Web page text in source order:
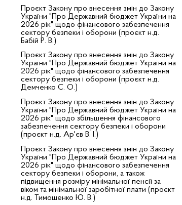
Проєкт Закону про внесення змін до Закону
України "Про Державний бюджет України на
2026 рік" щодо фінансового забезпечення
сектору безпеки і оборони (проєкт н.д.
Бабій Р. В.)
Проєкт Закону про внесення змін до Закону
України "Про Державний бюджет України на
2026 рік" щодо фінансового забезпечення
сектору безпеки і оборони (проєкт н.д.
Демченко С. О.)
Проєкт Закону про внесення змін до Закону
України "Про Державний бюджет України на
2026 рік" щодо збільшення фінансового
забезпечення сектору безпеки і оборони
(проєкт н.д. Ар'єв В. І.)
Проєкт Закону про внесення змін до Закону
України "Про Державний бюджет України на
2026 рік" щодо фінансового забезпечення
сектору безпеки і оборони, а також
підвищення розміру мінімальної пенсії за
віком та мінімальної заробітної плати (проєкт
н.д. Тимошенко Ю. В.)